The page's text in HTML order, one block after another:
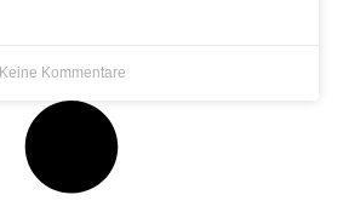
Keine Kommentare